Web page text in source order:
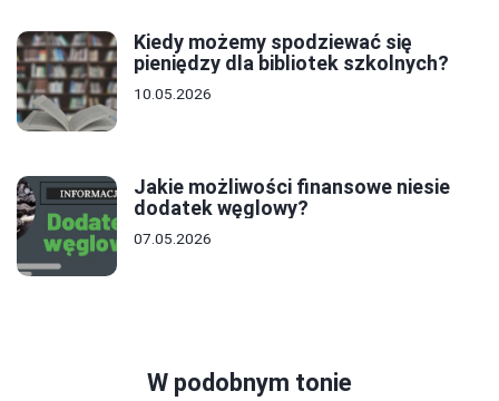
Kiedy możemy spodziewać się
pieniędzy dla bibliotek szkolnych?
10.05.2026
Jakie możliwości finansowe niesie
dodatek węglowy?
07.05.2026
W podobnym tonie